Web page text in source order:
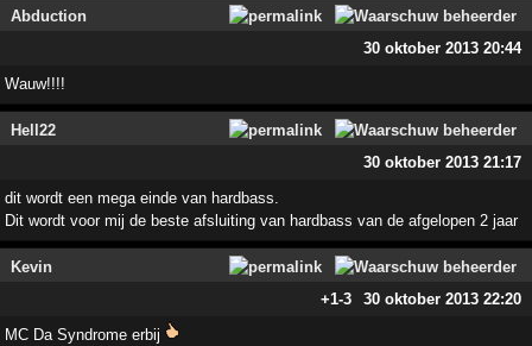
Abduction
30 oktober 2013 20:44
Wauw!!!!
Hell22
30 oktober 2013 21:17
dit wordt een mega einde van hardbass.
Dit wordt voor mij de beste afsluiting van hardbass van de afgelopen 2 jaar
Kevin
+1-3 30 oktober 2013 22:20
MC Da Syndrome erbij